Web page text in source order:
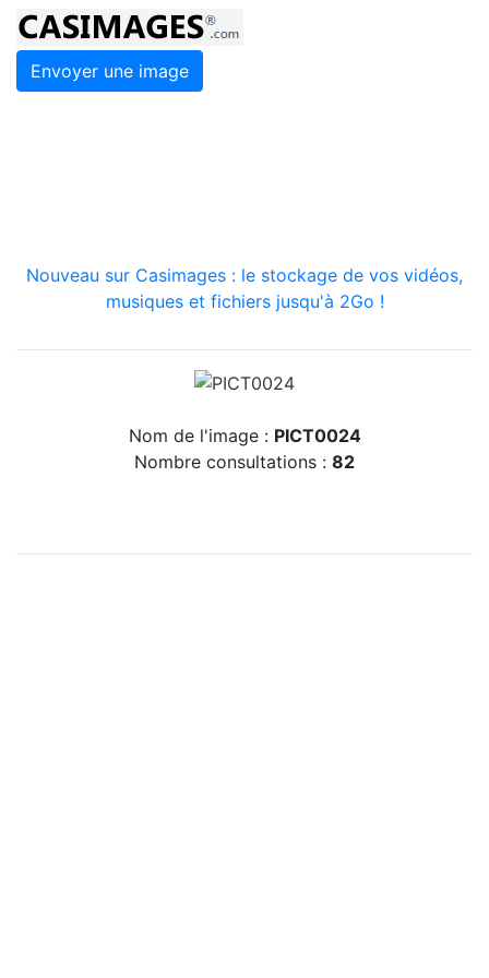
Envoyer une image
Nouveau sur Casimages : le stockage de vos vidéos,
musiques et fichiers jusqu'à 2Go !
Nom de l'image : PICT0024
Nombre consultations : 82